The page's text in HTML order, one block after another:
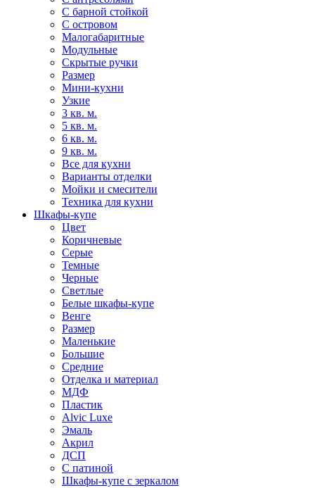
С барной стойкой
С островом
Малогабаритные
Модульные
Скрытые ручки
Размер
Мини-кухни
Узкие
3 кв. м.
5 кв. м.
6 кв. м.
9 кв. м.
Все для кухни
Варианты отделки
Мойки и смесители
Техника для кухни
Шкафы-купе
Цвет
Коричневые
Серые
Темные
Черные
Светлые
Белые шкафы-купе
Венге
Размер
Маленькие
Большие
Средние
Отделка и материал
МДФ
Пластик
Alvic Luxe
Эмаль
Акрил
ДСП
С патиной
Шкафы-купе с зеркалом